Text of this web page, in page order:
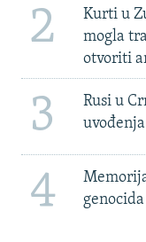
2
Kurti u
mogla
otvoriti
3
Rusi u
4